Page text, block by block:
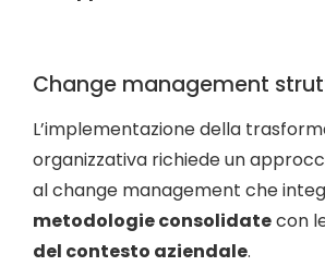
Change management
L’implementazione della
organizzativa richiede un
al change management che
metodologie consolidatecon
del contesto aziendale.